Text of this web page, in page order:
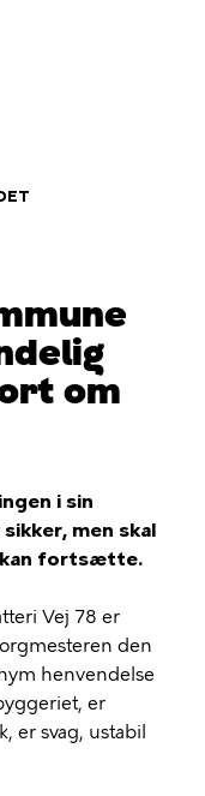
om
i sin
men skal
fortsætte.
Vej 78 er
den
henvendelse
er
er svag, ustabil